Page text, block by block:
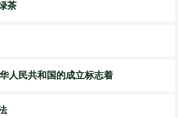
茶
人民共和国的成立标志着